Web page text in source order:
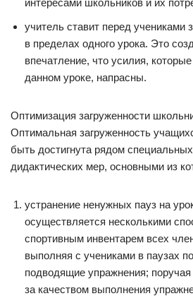
интересами школьников и их
учитель ставит перед учениками
в пределах одного урока. Это
впечатление, что усилия,
данном уроке, напрасны.
Оптимизация загруженности
Оптимальная загруженность
быть достигнута рядом
дидактических мер, основными из
устранение ненужных пауз на
осуществляется несколькими
спортивным инвентарем всех
выполняя с учениками в паузах
подводящие упражнения;
за качеством выполнения